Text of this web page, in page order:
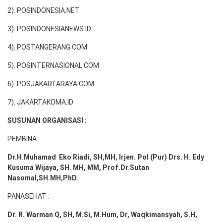
2). POSINDONESIA.NET
3). POSINDONESIANEWS.ID
4). POSTANGERANG.COM
5). POSINTERNASIONAL.COM
6). POSJAKARTARAYA.COM
7). JAKARTAKOMA.ID
SUSUNAN ORGANISASI :
PEMBINA :
Dr.H.Muhamad Eko Riadi, SH,MH , Irjen. Pol (Pur) Drs. H. Edy
Kusuma Wijaya, SH. MH, MM, Prof. Dr.Sutan
Nasomal,SH.MH,PhD.
PANASEHAT :
Dr. R. Warman Q, SH, M.Si, M.Hum, Dr, Waqkimansyah, S.H,